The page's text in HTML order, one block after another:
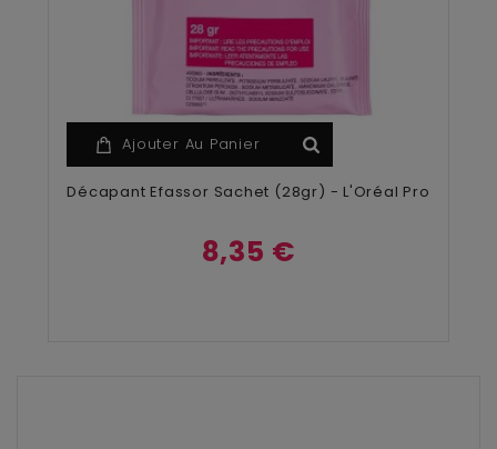
Ajouter Au Panier
Décapant Efassor Sachet (28gr) - L'Oréal Pro
8,35 €